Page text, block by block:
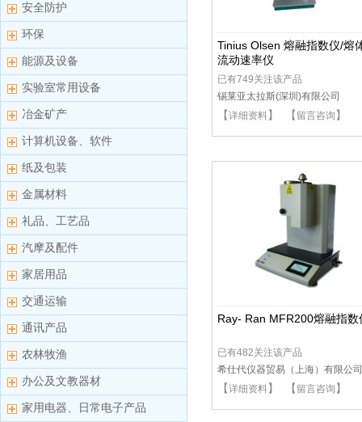
安全防护
环保
能源及设备
实验室常用设备
冶金矿产
计算机设备、软件
纸及包装
金属材料
礼品、工艺品
汽摩及配件
家居用品
交通运输
通讯产品
农林牧渔
办公及文教器材
家用电器、日常电子产品
Tinius Olsen 熔融指数仪/熔
流动速率仪
已有749关注该产品
锡莱亚太拉斯(深圳)有限公司
【详细资料】 【 留言咨询 】
Ray- Ran MFR200熔融指数
已有482关注该产品
希仕代仪器贸易（上海）有限公司
【详细资料】 【 留言咨询 】